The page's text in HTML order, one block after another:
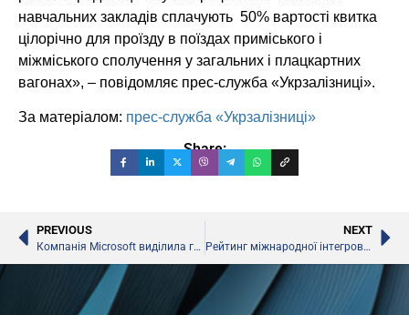
навчальних закладів сплачують 50% вартості квитка
цілорічно для проїзду в поїздах приміського і
міжміського сполучення у загальних і плацкартних
вагонах», – повідомляє прес-служба «Укрзалізниці».
За матеріалом: прес-служба «Укрзалізниці»
Share:
PREVIOUS
Компанія Microsoft виділила грант центрам проекту IDEA для безкоштовного навчання молоді роботі за комп’ютером
NEXT
Рейтинг міжнародної інтегрованості ВНЗ Times Higher Education (THE)